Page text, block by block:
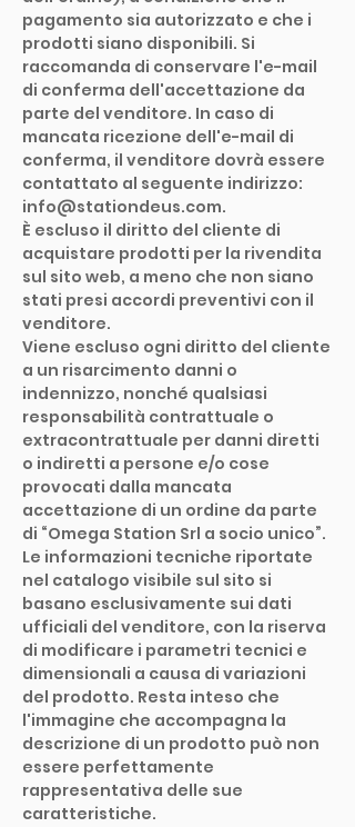
pagamento sia autorizzato e che i
prodotti siano disponibili. Si
raccomanda di conservare l'e-mail
di conferma dell'accettazione da
parte del venditore. In caso di
mancata ricezione dell'e-mail di
conferma, il venditore dovrà essere
contattato al seguente indirizzo:
info@stationdeus.com.
È escluso il diritto del cliente di
acquistare prodotti per la rivendita
sul sito web, a meno che non siano
stati presi accordi preventivi con il
venditore.
Viene escluso ogni diritto del cliente
a un risarcimento danni o
indennizzo, nonché qualsiasi
responsabilità contrattuale o
extracontrattuale per danni diretti
o indiretti a persone e/o cose
provocati dalla mancata
accettazione di un ordine da parte
di “Omega Station Srl a socio unico”.
Le informazioni tecniche riportate
nel catalogo visibile sul sito si
basano esclusivamente sui dati
ufficiali del venditore, con la riserva
di modificare i parametri tecnici e
dimensionali a causa di variazioni
del prodotto. Resta inteso che
l'immagine che accompagna la
descrizione di un prodotto può non
essere perfettamente
rappresentativa delle sue
caratteristiche.